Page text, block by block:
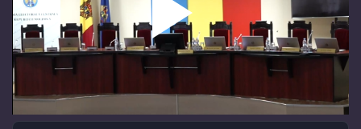
Play